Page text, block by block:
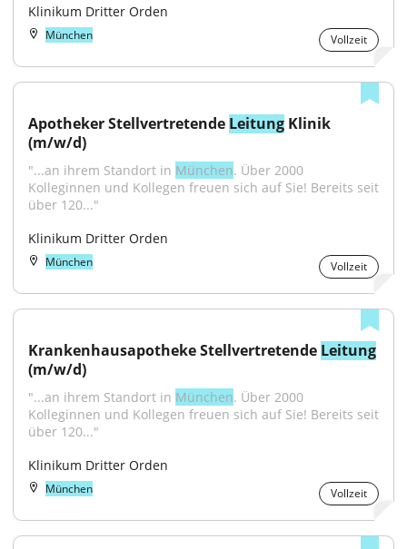
Klinikum Dritter Orden
München Vollzeit
Apotheker Stellvertretende Leitung Klinik
(m/w/d)
"...an ihrem Standort in München. Über 2000
Kolleginnen und Kollegen freuen sich auf Sie! Bereits seit
über 120..."
Klinikum Dritter Orden
München Vollzeit
Krankenhausapotheke Stellvertretende Leitung
(m/w/d)
"...an ihrem Standort in München. Über 2000
Kolleginnen und Kollegen freuen sich auf Sie! Bereits seit
über 120..."
Klinikum Dritter Orden
München Vollzeit